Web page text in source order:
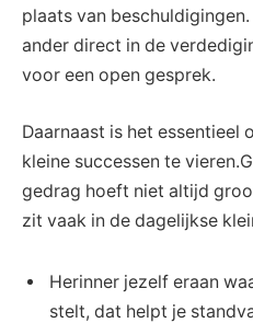
plaats van
ander direct in de
voor een open gesprek.
Daarnaast is het essentieel
kleine successen te
gedrag hoeft niet altijd
zit vaak in de dagelijkse
Herinner jezelf eraan
stelt, dat helpt je